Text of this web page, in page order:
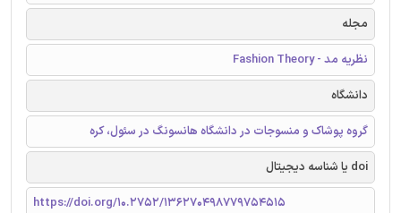
مجله
نظریه مد - Fashion Theory
دانشگاه
گروه پوشاک و منسوجات در دانشگاه هانسونگ در سئول، کره
doi یا شناسه دیجیتال
https://doi.org/10.2752/136270498779754515